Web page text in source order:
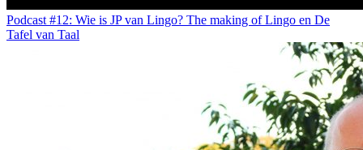
Podcast #12: Wie is JP van Lingo? The making of Lingo en De
Tafel van Taal